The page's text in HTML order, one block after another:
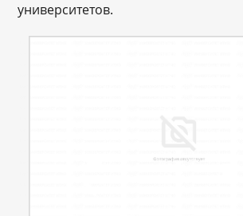
университетов.